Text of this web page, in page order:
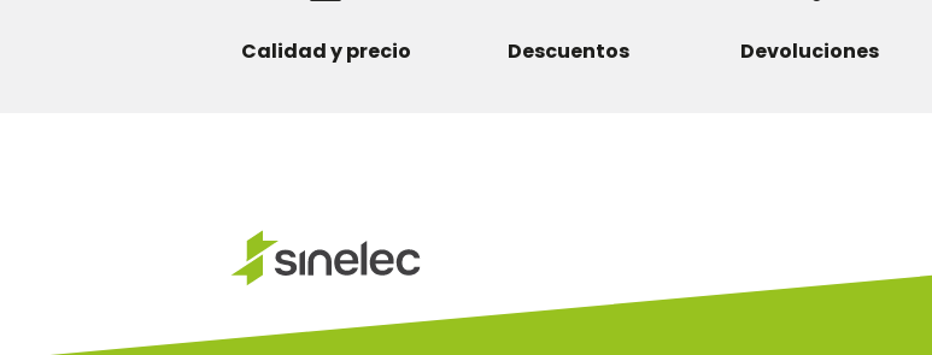
Calidad y precio Descuentos Devoluciones